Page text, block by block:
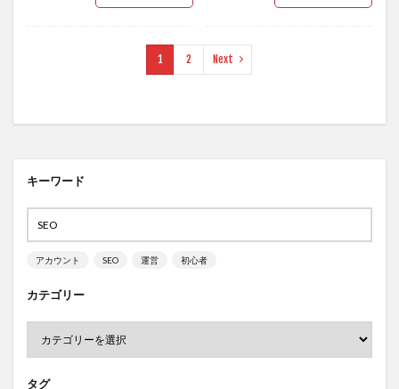
1 2 Next
キーワード
アカウント SEO 運営 初心者
カテゴリー
タグ